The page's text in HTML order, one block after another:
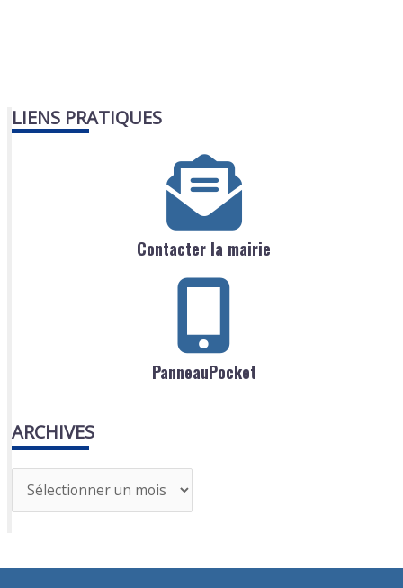
LIENS PRATIQUES
Contacter la mairie
PanneauPocket
ARCHIVES
r
h